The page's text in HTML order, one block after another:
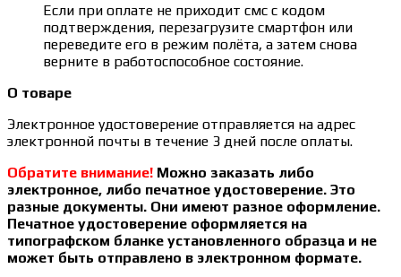
Если при оплате не приходит смс с кодом
подтверждения, перезагрузите смартфон или
переведите его в режим полёта, а затем снова
верните в работоспособное состояние.
О товаре
Электронное удостоверение отправляется на адрес
электронной почты в течение 3 дней после оплаты.
Обратите внимание! Можно заказать либо
электронное, либо печатное удостоверение. Это
разные документы. Они имеют разное оформление.
Печатное удостоверение оформляется на
типографском бланке установленного образца и не
может быть отправлено в электронном формате.